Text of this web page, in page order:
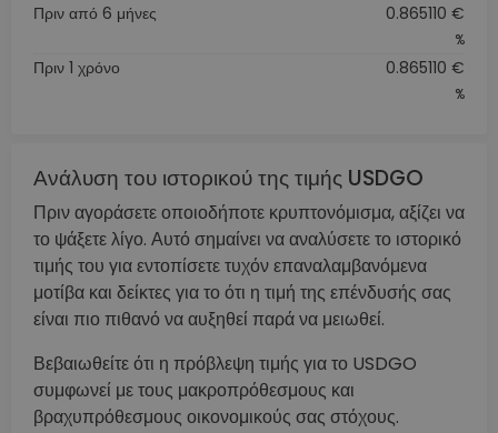
Πριν από 6 μήνες 0.865110 €
%
Πριν 1 χρόνο 0.865110 €
%
Ανάλυση του ιστορικού της τιμής USDGO
Πριν αγοράσετε οποιοδήποτε κρυπτονόμισμα, αξίζει να
το ψάξετε λίγο. Αυτό σημαίνει να αναλύσετε το ιστορικό
τιμής του για εντοπίσετε τυχόν επαναλαμβανόμενα
μοτίβα και δείκτες για το ότι η τιμή της επένδυσής σας
είναι πιο πιθανό να αυξηθεί παρά να μειωθεί.
Βεβαιωθείτε ότι η πρόβλεψη τιμής για το USDGO
συμφωνεί με τους μακροπρόθεσμους και
βραχυπρόθεσμους οικονομικούς σας στόχους.